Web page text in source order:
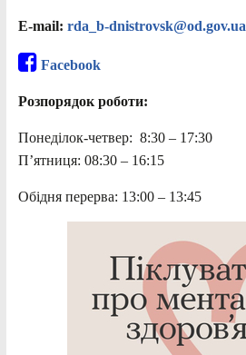
E-mail: rda_b-dnistrovsk@od.gov.ua
Facebook
Розпорядок роботи:
Понеділок-четвер: 8:30 – 17:30
П’ятниця: 08:30 – 16:15
Обідня перерва: 13:00 – 13:45